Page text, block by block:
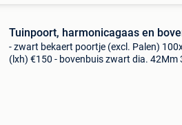
Tuinpoort, harmonicagaas en
- zwart bekaert poortje (excl. Palen)
(lxh) €150 - bovenbuis zwart dia. 42Mm